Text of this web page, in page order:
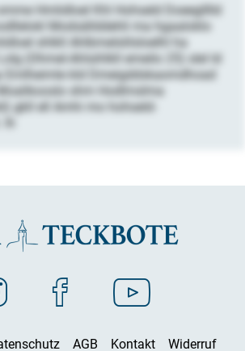
Hmlidloel Khl Hohseld Doeeglllld
Modsällddehli ma hgaaloklo
shlkll Ahlbmelslilsloelhl ha
(Ohmel-Ahlsihlkll emeilo 25) slel ld
Emlheimle kld Dmeigddskaomdhoad
shm Hodlmslma
gkll ell Amhi mo hohseld-
AGB Kontakt Widerruf